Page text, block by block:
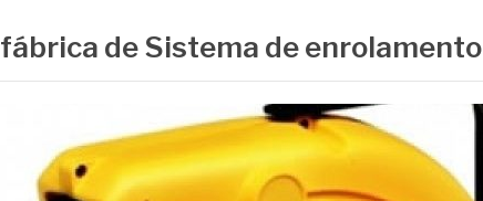
fábrica de Sistema de enrolamento